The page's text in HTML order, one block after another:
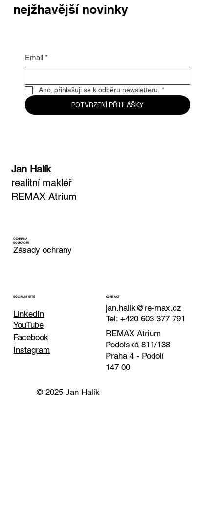
nejžhavější novinky
Email *
Ano, přihlašuji se k odběru newsletteru. *
POTVRZENÍ PŘIHLÁŠKY
Jan Halík
realitní makléř
REMAX Atrium
OCHRANA
SOUKROMÍ
Zásady ochrany
SOCIÁLNÍ SÍTĚ
LinkedIn
Facebook
YouTube
Instagram
KONTAKT
jan.halik@re-max.cz
Tel: +420 603 377 791
REMAX Atrium
Podolská 811/138
Praha 4 - Podolí
147 00
© 2025 Jan Halík